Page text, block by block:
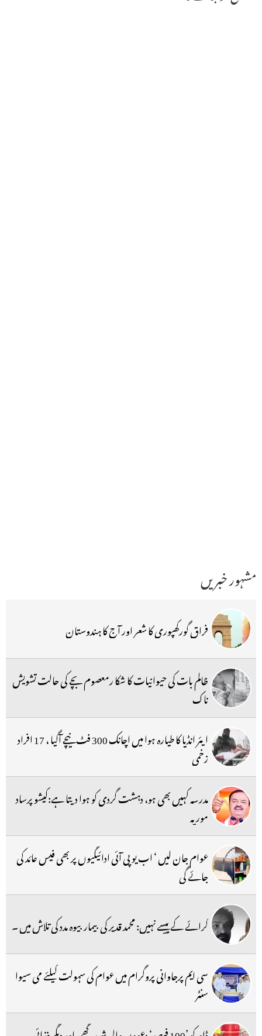
مشہور خبریں
فراق گورکھپوری کا شعر اور آج کا ہندوستان
ظالم بات کی حیوانیات کا شکا رمعصوم بچے کی حالت تشویش
ناک
ایئر انڈیا کا طیارہ ہوا میں اچانک 300 فٹ نیچے آگیا ، 17 افراد
زخمی
مدرسہ کہیں بھی ہو، دہشت گردی کو ہوا دیتا ہے:کیشو پرساد
موریہ
عوام جان لیں ‘ اب یو پی آئی ادائیگیوں پر بھی فیس عائد کی
جائے گی
کرائے کے پیسے نہیں: محمد قدیر کی بیمار بیوہ مدد کی تلاش میں ۔
سی ایم پرجاوانی پروگرام میں عوام کی سہولت کیلئے می سیوا
سنٹر